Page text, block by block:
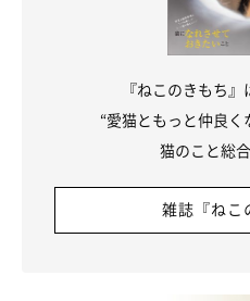
『ねこのきもち
“愛猫ともっと仲良く
猫のこと総
雑誌『ねこ